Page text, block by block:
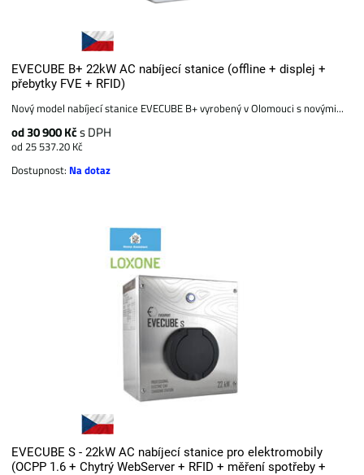
EVECUBE B+ 22kW AC nabíjecí stanice (offline + displej +
přebytky FVE + RFID)
Nový model nabíjecí stanice EVECUBE B+ vyrobený v Olomouci s novými...
od 30 900 Kčs DPH
od 25 537.20 Kč
Dostupnost: Na dotaz
EVECUBE S - 22kW AC nabíjecí stanice pro elektromobily
(OCPP 1.6 + Chytrý WebServer + RFID + měření spotřeby +